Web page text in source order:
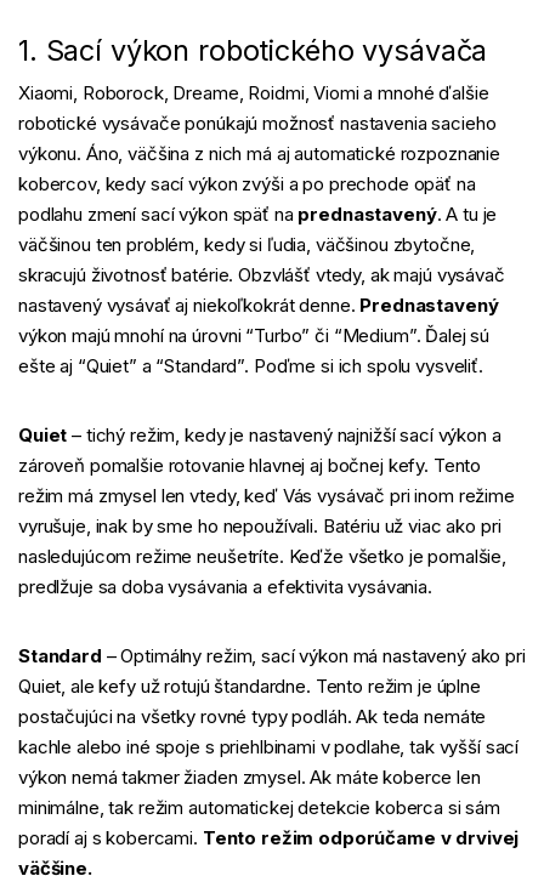
1. Sací výkon robotického vysávača
Xiaomi, Roborock, Dreame, Roidmi, Viomi a mnohé ďalšie
robotické vysávače ponúkajú možnosť nastavenia sacieho
výkonu. Áno, väčšina z nich má aj automatické rozpoznanie
kobercov, kedy sací výkon zvýši a po prechode opäť na
podlahu zmení sací výkon späť na prednastavený. A tu je
väčšinou ten problém, kedy si ľudia, väčšinou zbytočne,
skracujú životnosť batérie. Obzvlášť vtedy, ak majú vysávač
nastavený vysávať aj niekoľkokrát denne. Prednastavený
výkon majú mnohí na úrovni “Turbo” či “Medium”. Ďalej sú
ešte aj “Quiet” a “Standard”. Poďme si ich spolu vysveliť.
Quiet– tichý režim, kedy je nastavený najnižší sací výkon a
zároveň pomalšie rotovanie hlavnej aj bočnej kefy. Tento
režim má zmysel len vtedy, keď Vás vysávač pri inom režime
vyrušuje, inak by sme ho nepoužívali. Batériu už viac ako pri
nasledujúcom režime neušetríte. Keďže všetko je pomalšie,
predlžuje sa doba vysávania a efektivita vysávania.
Standard – Optimálny režim, sací výkon má nastavený ako pri
Quiet, ale kefy už rotujú štandardne. Tento režim je úplne
postačujúci na všetky rovné typy podláh. Ak teda nemáte
kachle alebo iné spoje s priehlbinami v podlahe, tak vyšší sací
výkon nemá takmer žiaden zmysel. Ak máte koberce len
minimálne, tak režim automatickej detekcie koberca si sám
poradí aj s kobercami. Tento režim odporúčame v drvivej
väčšine.